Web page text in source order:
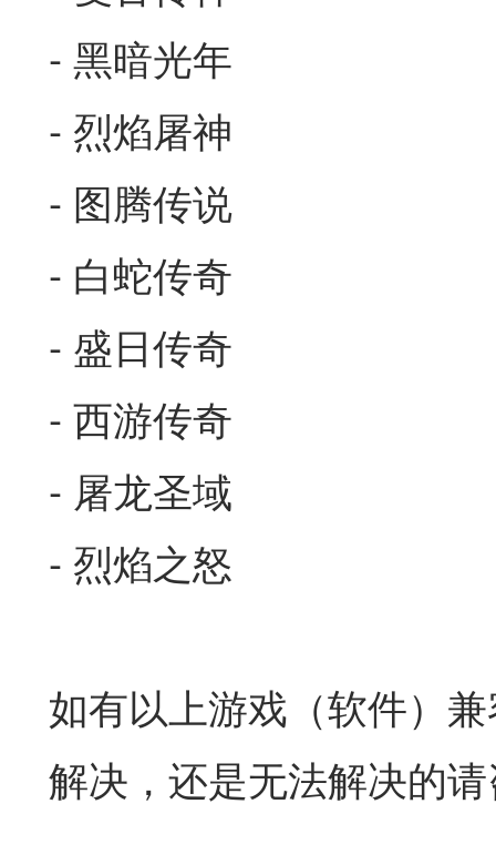
- 黑暗光年
- 烈焰屠神
- 图腾传说
- 白蛇传奇
- 盛日传奇
- 西游传奇
- 屠龙圣域
- 烈焰之怒
如有以上游戏（软件）
解决，还是无法解决的